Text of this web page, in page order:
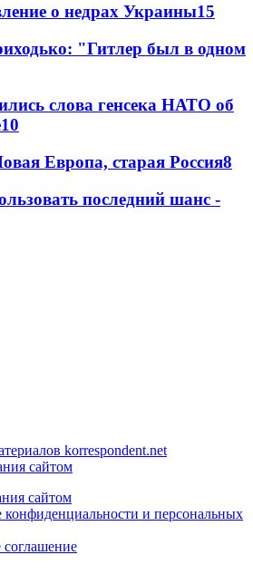
о недрах Украины15
"Гитлер был в одном
слова генсека НАТО об
10
Европа, старая Россия8
последний шанс -
korrespondent.net
сайтом
сайтом
конфиденциальности и персональных
соглашение